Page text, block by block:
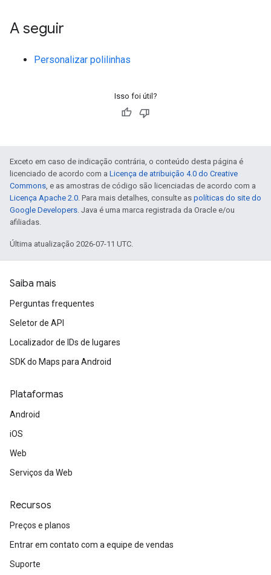
A seguir
Personalizar polilinhas
Isso foi útil?
Exceto em caso de indicação contrária, o conteúdo desta página é
licenciado de acordo com a Licença de atribuição 4.0 do Creative
Commons, e as amostras de código são licenciadas de acordo com a
Licença Apache 2.0. Para mais detalhes, consulte as políticas do site do
Google Developers. Java é uma marca registrada da Oracle e/ou
afiliadas.
Última atualização 2026-07-11 UTC.
Saiba mais
Perguntas frequentes
Seletor de API
Localizador de IDs de lugares
SDK do Maps para Android
Plataformas
Android
iOS
Web
Serviços da Web
Recursos
Preços e planos
Entrar em contato com a equipe de vendas
Suporte